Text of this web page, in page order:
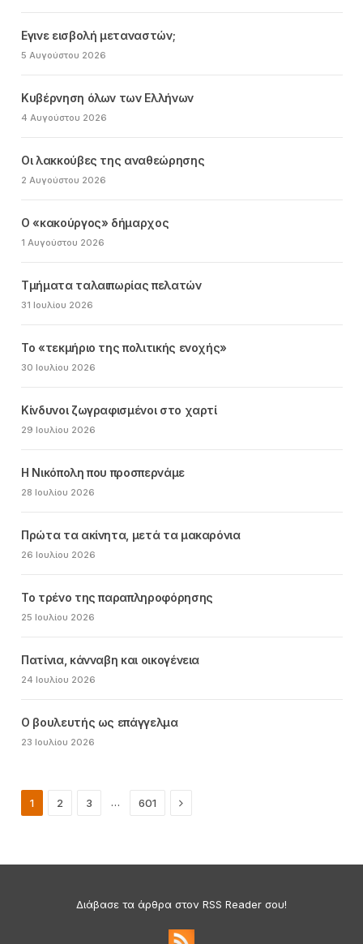
Εγινε εισβολή μεταναστών;
5 Αυγούστου 2026
Κυβέρνηση όλων των Ελλήνων
4 Αυγούστου 2026
Οι λακκούβες της αναθεώρησης
2 Αυγούστου 2026
Ο «κακούργος» δήμαρχος
1 Αυγούστου 2026
Τμήματα ταλαιπωρίας πελατών
31 Ιουλίου 2026
Το «τεκμήριο της πολιτικής ενοχής»
30 Ιουλίου 2026
Κίνδυνοι ζωγραφισμένοι στο χαρτί
29 Ιουλίου 2026
Η Νικόπολη που προσπερνάμε
28 Ιουλίου 2026
Πρώτα τα ακίνητα, μετά τα μακαρόνια
26 Ιουλίου 2026
Το τρένο της παραπληροφόρησης
25 Ιουλίου 2026
Πατίνια, κάνναβη και οικογένεια
24 Ιουλίου 2026
Ο βουλευτής ως επάγγελμα
23 Ιουλίου 2026
1 2 3 … 601 Next
Διάβασε τα άρθρα στον RSS Reader σου!